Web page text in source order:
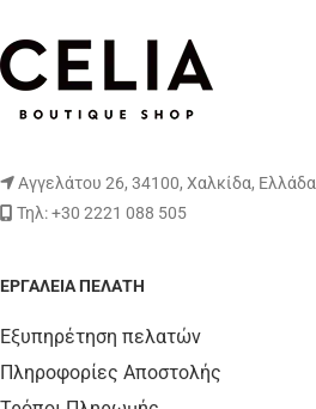
Αγγελάτου 26, 34100, Χαλκίδα, Ελλάδα
Τηλ: +30 2221 088 505
ΕΡΓΑΛΕΊΑ ΠΕΛΆΤΗ
Εξυπηρέτηση πελατών
Πληροφορίες Αποστολής